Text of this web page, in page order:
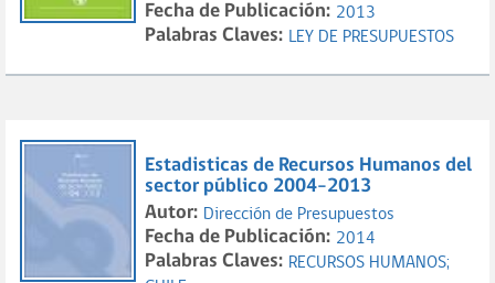
Fecha de Publicación: 2013
Palabras Claves: LEY DE PRESUPUESTOS
Estadisticas de Recursos Humanos del
sector público 2004-2013
Autor: Dirección de Presupuestos
Fecha de Publicación: 2014
Palabras Claves: RECURSOS HUMANOS;